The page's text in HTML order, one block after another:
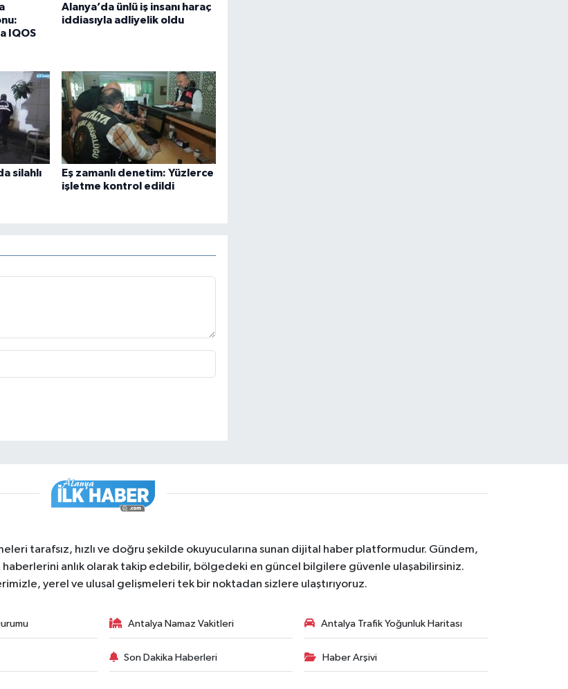
IQOS
Alanya’da ünlü iş insanı haraç
iddiasıyla adliyelik oldu
silahlı
Eş zamanlı denetim: Yüzlerce
işletme kontrol edildi
tarafsız, hızlı ve doğru şekilde okuyucularına sunan dijital haber platformudur. Gündem,
anlık olarak takip edebilir, bölgedeki en güncel bilgilere güvenle ulaşabilirsiniz.
yerel ve ulusal gelişmeleri tek bir noktadan sizlere ulaştırıyoruz.
Antalya Namaz Vakitleri Antalya Trafik Yoğunluk Haritası
Son Dakika Haberleri Haber Arşivi